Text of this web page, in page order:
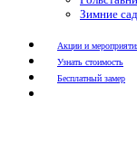
Зимние
Акции и
Узнать стоимость
Бесплатный замер